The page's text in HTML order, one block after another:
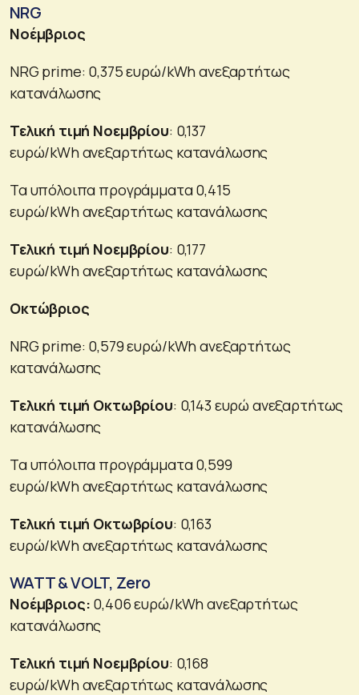
NRG
Νοέμβριος
NRG prime: 0,375 ευρώ/kWh ανεξαρτήτως
κατανάλωσης
Τελική τιμή Νοεμβρίου: 0,137
ευρώ/kWh ανεξαρτήτως κατανάλωσης
Τα υπόλοιπα προγράμματα 0,415
ευρώ/kWh ανεξαρτήτως κατανάλωσης
Τελική τιμή Νοεμβρίου: 0,177
ευρώ/kWh ανεξαρτήτως κατανάλωσης
Οκτώβριος
NRG prime: 0,579 ευρώ/kWh ανεξαρτήτως
κατανάλωσης
Τελική τιμή Οκτωβρίου: 0,143 ευρώ ανεξαρτήτως
κατανάλωσης
Τα υπόλοιπα προγράμματα 0,599
ευρώ/kWh ανεξαρτήτως κατανάλωσης
Τελική τιμή Οκτωβρίου: 0,163
ευρώ/kWh ανεξαρτήτως κατανάλωσης
WATT & VOLT, Zero
Νοέμβριος: 0,406 ευρώ/kWh ανεξαρτήτως
κατανάλωσης
Τελική τιμή Νοεμβρίου: 0,168
ευρώ/kWh ανεξαρτήτως κατανάλωσης